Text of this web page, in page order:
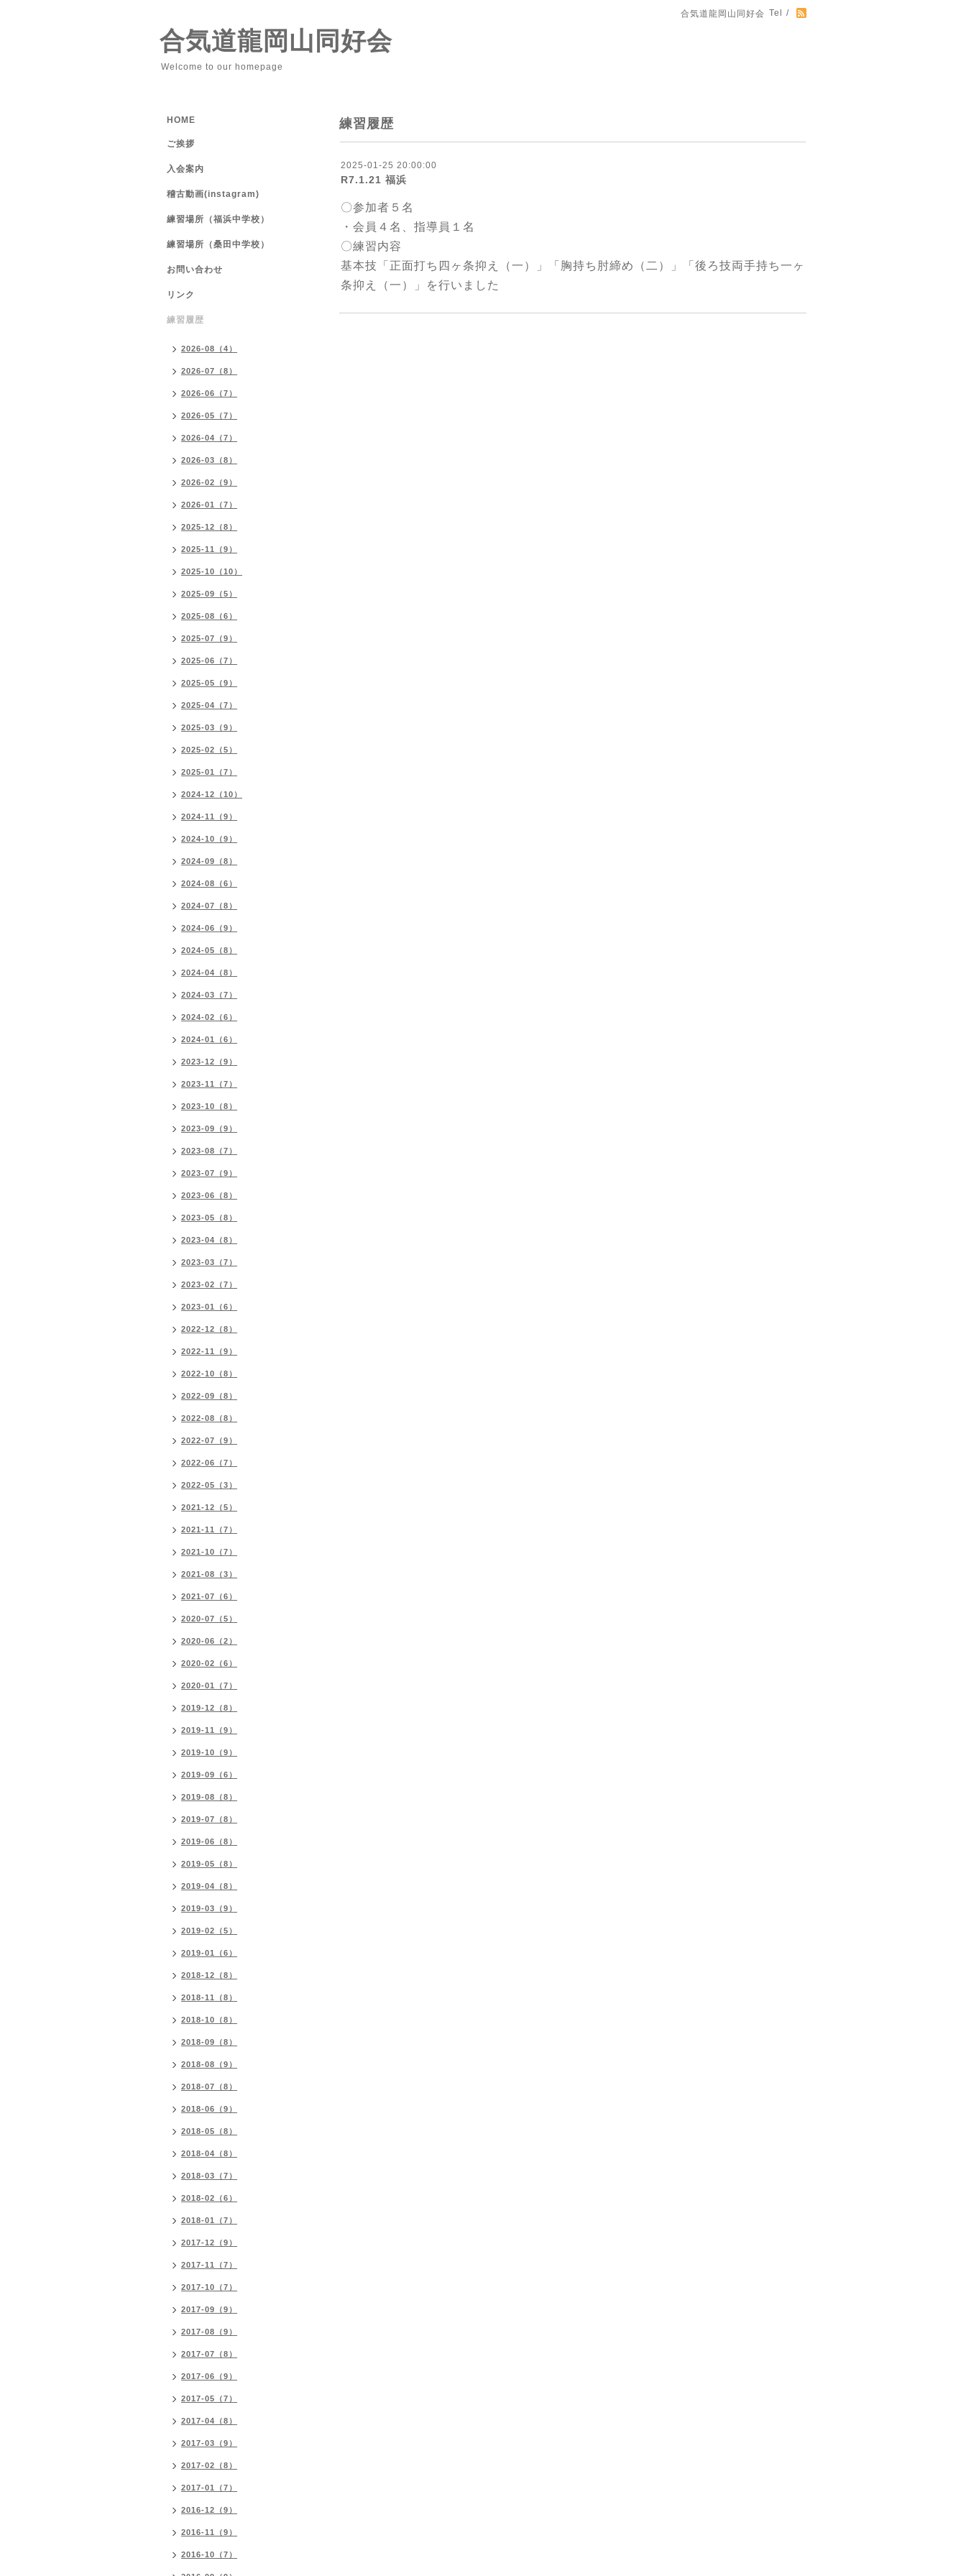
合気道龍岡山同好会 Tel /
合気道龍岡山同好会
Welcome to our homepage
練習履歴
2025-01-25 20:00:00
R7.1.21 福浜
〇参加者５名
・会員４名、指導員１名
〇練習内容
基本技「正面打ち四ヶ条抑え（一）」「胸持ち肘締め（二）」「後ろ技両手持ち一ヶ
条抑え（一）」を行いました
HOME
ご挨拶
入会案内
稽古動画(instagram)
練習場所（福浜中学校）
練習場所（桑田中学校）
お問い合わせ
リンク
練習履歴
2026-08（4）
2026-07（8）
2026-06（7）
2026-05（7）
2026-04（7）
2026-03（8）
2026-02（9）
2026-01（7）
2025-12（8）
2025-11（9）
2025-10（10）
2025-09（5）
2025-08（6）
2025-07（9）
2025-06（7）
2025-05（9）
2025-04（7）
2025-03（9）
2025-02（5）
2025-01（7）
2024-12（10）
2024-11（9）
2024-10（9）
2024-09（8）
2024-08（6）
2024-07（8）
2024-06（9）
2024-05（8）
2024-04（8）
2024-03（7）
2024-02（6）
2024-01（6）
2023-12（9）
2023-11（7）
2023-10（8）
2023-09（9）
2023-08（7）
2023-07（9）
2023-06（8）
2023-05（8）
2023-04（8）
2023-03（7）
2023-02（7）
2023-01（6）
2022-12（8）
2022-11（9）
2022-10（8）
2022-09（8）
2022-08（8）
2022-07（9）
2022-06（7）
2022-05（3）
2021-12（5）
2021-11（7）
2021-10（7）
2021-08（3）
2021-07（6）
2020-07（5）
2020-06（2）
2020-02（6）
2020-01（7）
2019-12（8）
2019-11（9）
2019-10（9）
2019-09（6）
2019-08（8）
2019-07（8）
2019-06（8）
2019-05（8）
2019-04（8）
2019-03（9）
2019-02（5）
2019-01（6）
2018-12（8）
2018-11（8）
2018-10（8）
2018-09（8）
2018-08（9）
2018-07（8）
2018-06（9）
2018-05（8）
2018-04（8）
2018-03（7）
2018-02（6）
2018-01（7）
2017-12（9）
2017-11（7）
2017-10（7）
2017-09（9）
2017-08（9）
2017-07（8）
2017-06（9）
2017-05（7）
2017-04（8）
2017-03（9）
2017-02（8）
2017-01（7）
2016-12（9）
2016-11（9）
2016-10（7）